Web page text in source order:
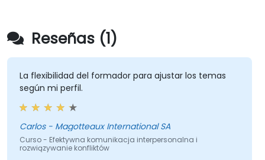
Reseñas (1)
La flexibilidad del formador para ajustar los temas
según mi perfil.
Carlos - Magotteaux International SA
Curso - Efektywna komunikacja interpersonalna i
rozwiązywanie konfliktów